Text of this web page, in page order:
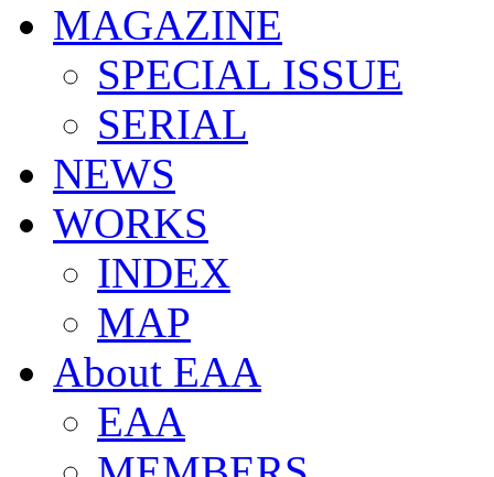
MAGAZINE
SPECIAL ISSUE
SERIAL
NEWS
WORKS
INDEX
MAP
About EAA
EAA